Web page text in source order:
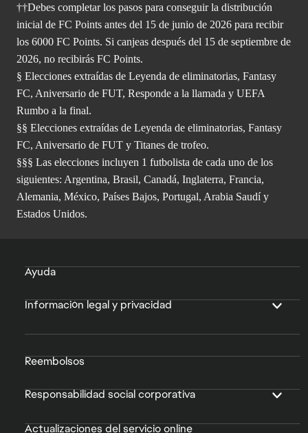
††Debes completar los pasos para conseguir la distribución
inicial de FC Points antes del 15 de junio de 2026 para recibir
los 6000 FC Points. Si canjeas después del 15 de septiembre de
2026, no recibirás FC Points.
§ Elecciones extraídas de Leyenda de eliminatorias, Fantasy
FC, Aniversario de FUT, Responde a la llamada y UEFA
Rumbo a la final.
§§ Elecciones extraídas de Leyenda de eliminatorias, Fantasy
FC, Aniversario de FUT y Titanes de trofeo.
§§§ Las elecciones incluyen 1 futbolista de cada uno de los
siguientes: Argentina, Brasil, Canadá, Inglaterra, Francia,
Alemania, México, Países Bajos, Portugal, Arabia Saudí y
Estados Unidos.
Ayuda
Información legal y privacidad
Reembolsos
Responsabilidad social corporativa
Actualizaciones del servicio online